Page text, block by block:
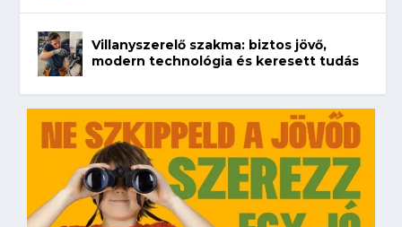
Villanyszerelő szakma: biztos jövő,
modern technológia és keresett tudás